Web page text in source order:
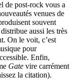
de post-rock vous a
venues de
souvent
aussi les très
On le voit, c’est
pour
Enfin,
Gate vire carrément
la citation).